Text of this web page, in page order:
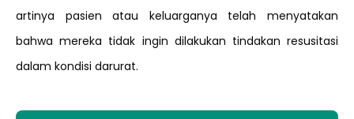
artinya pasien atau keluarganya telah menyatakan
bahwa mereka tidak ingin dilakukan tindakan resusitasi
dalam kondisi darurat.